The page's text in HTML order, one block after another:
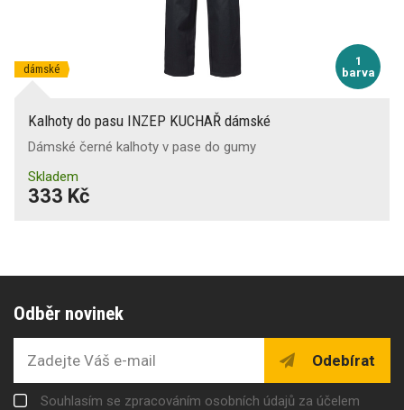
1
barva
dámské
Kalhoty do pasu INZEP KUCHAŘ dámské
Dámské černé kalhoty v pase do gumy
Skladem
333 Kč
Odběr novinek
Odebírat
Souhlasím se zpracováním osobních údajů za účelem